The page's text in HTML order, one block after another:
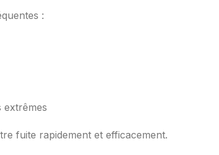
:
extrêmes
fuite rapidement et efficacement.